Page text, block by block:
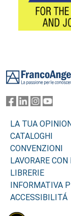
LA TUA
CATALOGHI
CONVENZIONI
LAVORARE CON
LIBRERIE
INFORMATIVA
ACCESSIBILITÁ